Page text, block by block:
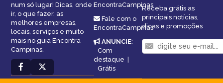
num só lugar! Dicas, onde
ir, o que fazer, as
melhores empresas,
locais, serviços e muito
mais no guia Encontra
Campinas.
EncontraCampinas
Fale com o
EncontraCampinas
ANUNCIE:
Com
destaque |
Grátis
Receba grátis as
principais notícias,
dicas e promoções